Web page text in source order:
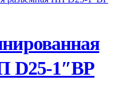
D25-1″ВР